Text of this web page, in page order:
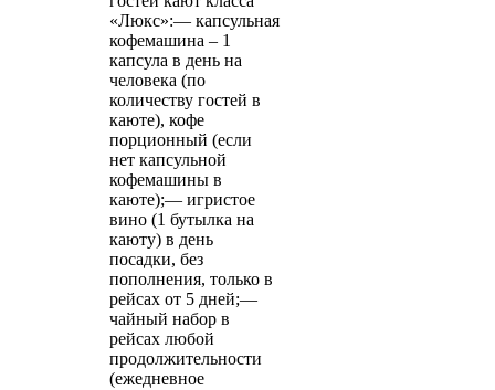
«Люкс»:— капсульная
кофемашина – 1
капсула в день на
человека (по
количеству гостей в
каюте), кофе
порционный (если
нет капсульной
кофемашины в
каюте);— игристое
вино (1 бутылка на
каюту) в день
посадки, без
пополнения, только в
рейсах от 5 дней;—
чайный набор в
рейсах любой
продолжительности
(ежедневное